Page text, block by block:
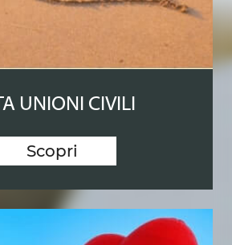
UNIONI CIVILI
Scopri